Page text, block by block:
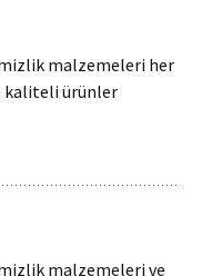
malzemeleri her
kaliteli ürünler
malzemeleri ve